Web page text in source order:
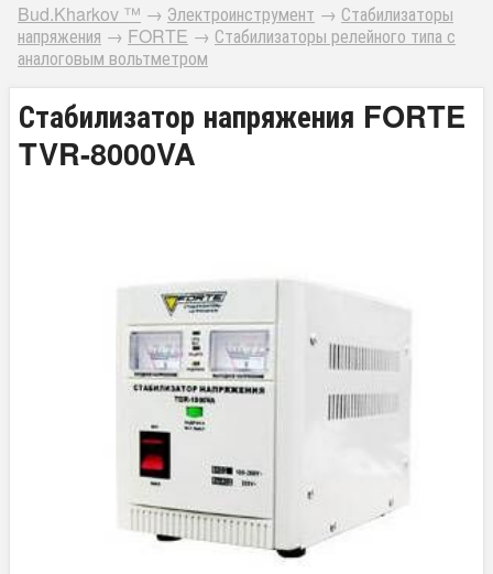
Bud.Kharkov ™ → Электроинструмент → Стабилизаторы
напряжения → FORTE → Стабилизаторы релейного типа с
аналоговым вольтметром
Стабилизатор напряжения FORTE
TVR-8000VA